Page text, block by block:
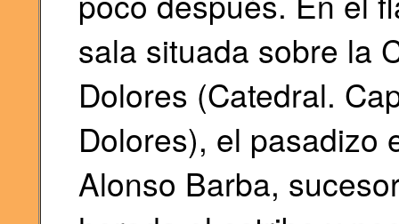
sala situada sobre la
Dolores (Catedral.
Dolores), el pasadizo
Alonso Barba,